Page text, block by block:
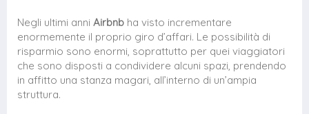
Negli ultimi anni Airbnb ha visto incrementare
enormemente il proprio giro d’affari. Le possibilità di
risparmio sono enormi, soprattutto per quei viaggiatori
che sono disposti a condividere alcuni spazi, prendendo
in affitto una stanza magari, all’interno di un’ampia
struttura.